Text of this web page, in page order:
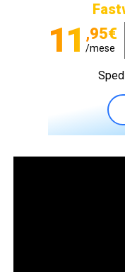
11 ,95€
/mese